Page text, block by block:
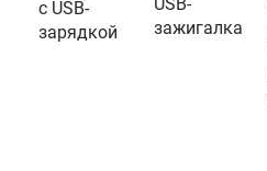
с USB-
зарядкой
зажигалка